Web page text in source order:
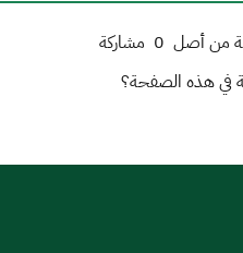
من أصل 0 مشاركة
في هذه الصفحة؟